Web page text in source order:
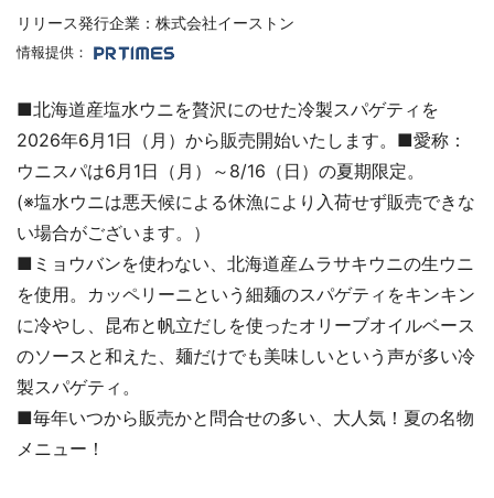
リリース発行企業：株式会社イーストン
情報提供：
■北海道産塩水ウニを贅沢にのせた冷製スパゲティを
2026年6月1日（月）から販売開始いたします。■愛称：
ウニスパは6月1日（月）～8/16（日）の夏期限定。
(※塩水ウニは悪天候による休漁により入荷せず販売できな
い場合がございます。）
■ミョウバンを使わない、北海道産ムラサキウニの生ウニ
を使用。カッペリーニという細麺のスパゲティをキンキン
に冷やし、昆布と帆立だしを使ったオリーブオイルベース
のソースと和えた、麺だけでも美味しいという声が多い冷
製スパゲティ。
■毎年いつから販売かと問合せの多い、大人気！夏の名物
メニュー！